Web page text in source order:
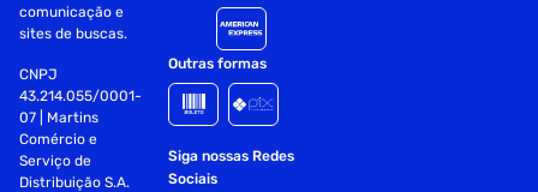
comunicação e
sites de buscas.
CNPJ
43.214.055/0001-
07 | Martins
Comércio e
Serviço de
Distribuição S.A.
Outras formas
Siga nossas Redes
Sociais